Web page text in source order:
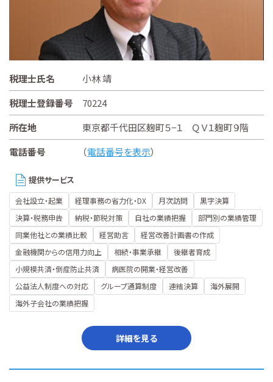
税理士氏名
小林 靖
税理士登録番号
70224
所在地
東京都千代田区麹町５−１ ＱＶ１麹町９階
電話番号
（電話番号を表示）
提供サービス
会社設立・起業 経理事務の省力化・DX 月次訪問
黒字決算
決算・税務申告
納税・節税対策 自社の業績把握
部門別の業績管理
同業他社との業績比較
経営助言
経営改善計画書の作成
金融機関からの信用力向上
相続・事業承継
後継者育成
小規模共済・倒産防止共済
病医院の開業・経営改善
公益法人制度への対応
グループ通算制度 連結決算
海外展開
海外子会社の業績把握
詳細を見る